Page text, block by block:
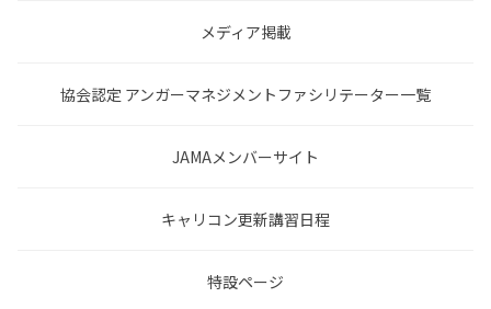
メディア掲載
協会認定 アンガーマネジメントファシリテーター一覧
JAMAメンバーサイト
キャリコン更新講習日程
特設ページ